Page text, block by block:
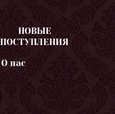
НОВЫЕ
ПОСТУПЛЕНИЯ
О нас